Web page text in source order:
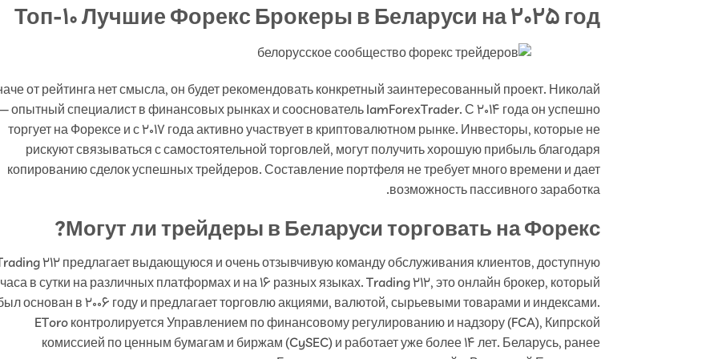
Топ-10 Лучшие Форекс Брокеры в Беларуси на 2025 год
от рейтинга нет смысла, он будет рекомендовать конкретный заинтересованный проект. Николай
опытный специалист в финансовых рынках и сооснователь IamForexTrader. С 2014 года он успешно
торгует на Форексе и с 2017 года активно участвует в криптовалютном рынке. Инвесторы, которые не
рискуют связываться с самостоятельной торговлей, могут получить хорошую прибыль благодаря
копированию сделок успешных трейдеров. Составление портфеля не требует много времени и дает
возможность пассивного заработка.
Могут ли трейдеры в Беларуси торговать на Форекс?
212 предлагает выдающуюся и очень отзывчивую команду обслуживания клиентов, доступную
в сутки на различных платформах и на 16 разных языках. Trading 212, это онлайн брокер, который
основан в 2006 году и предлагает торговлю акциями, валютой, сырьевыми товарами и индексами.
EToro контролируется Управлением по финансовому регулированию и надзору (FCA), Кипрской
комиссией по ценным бумагам и биржам (CySEC) и работает уже более 14 лет. Беларусь, ранее